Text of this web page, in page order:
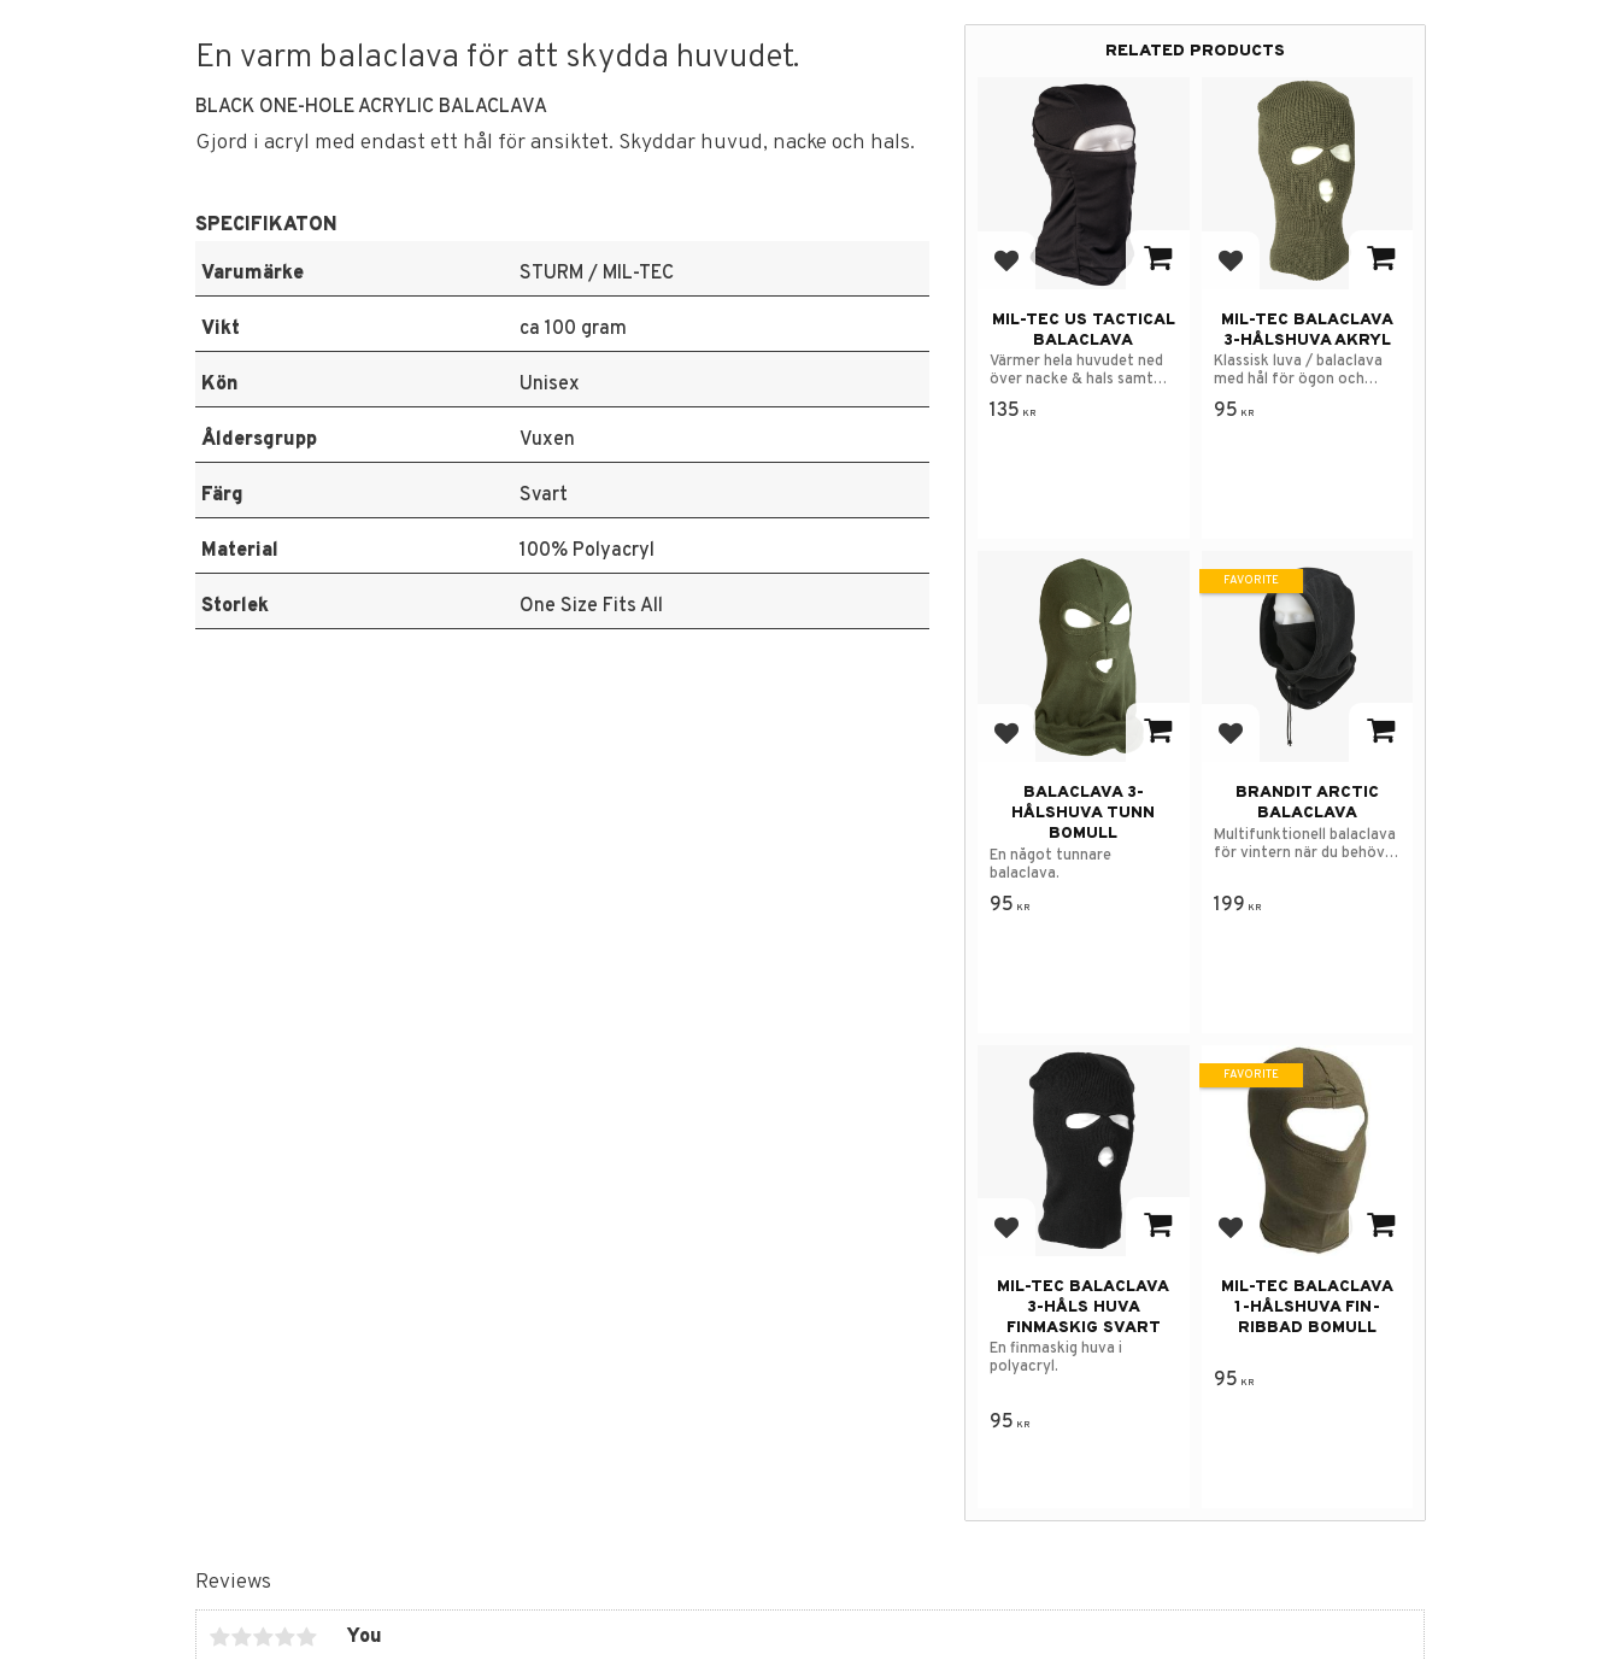
En varm balaclava för att skydda huvudet.
BLACK ONE-HOLE ACRYLIC BALACLAVA
Gjord i acryl med endast ett hål för ansiktet. Skyddar huvud, nacke och hals.
SPECIFIKATON
Varumärke
STURM / MIL-TEC
Vikt ca 100 gram
Kön Unisex
Åldersgrupp Vuxen
Färg Svart
Material 100% Polyacryl
Storlek One Size Fits All
Reviews
You
RELATED PRODUCTS
Add to favorites
MIL-TEC US TACTICAL
BALACLAVA
Värmer hela huvudet ned
över nacke & hals samt
över kinder, mun och näsa.
135 KR
Add to favorites
MIL-TEC BALACLAVA
3-HÅLSHUVA AKRYL
Klassisk luva / balaclava
med hål för ögon och
mun.
95 KR
Add to favorites
BALACLAVA 3-
HÅLSHUVA TUNN
BOMULL
En något tunnare
balaclava.
95 KR
Add to favorites
BRANDIT ARCTIC
BALACLAVA
Multifunktionell balaclava
för vintern när du behöver
199 KR
FAVORITE
Add to favorites
MIL-TEC BALACLAVA
3-HÅLS HUVA
FINMASKIG SVART
En finmaskig huva i
polyacryl.
95 KR
Add to favorites
MIL-TEC BALACLAVA
1-HÅLSHUVA FIN-
RIBBAD BOMULL
95 KR
FAVORITE